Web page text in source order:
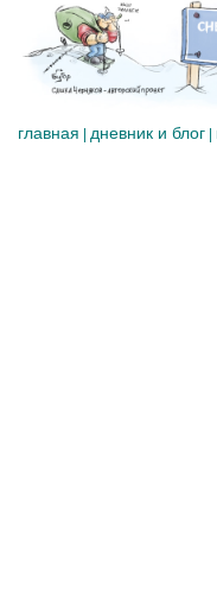
главная | дневник и блог |